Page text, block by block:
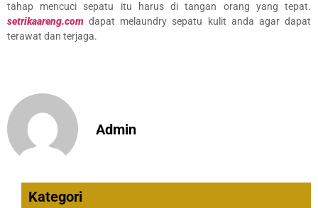
tahap mencuci sepatu itu harus di tangan orang yang tepat.
setrikaareng.com dapat melaundry sepatu kulit anda agar dapat
terawat dan terjaga.
Admin
Kategori